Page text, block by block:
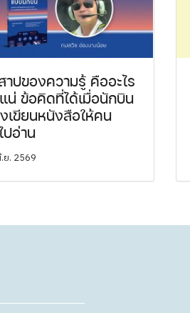
าปของความรู้ คืออะไร
น่ ข้อคิดที่ได้เมื่อนักบิน
เขียนหนังสือให้คน
ปอ่าน
ย. 2569